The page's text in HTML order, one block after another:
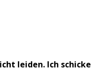
leiden. Ich schicke